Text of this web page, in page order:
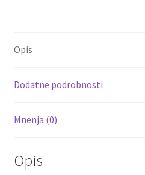
k
Opis
Dodatne podrobnosti
Mnenja (0)
Opis